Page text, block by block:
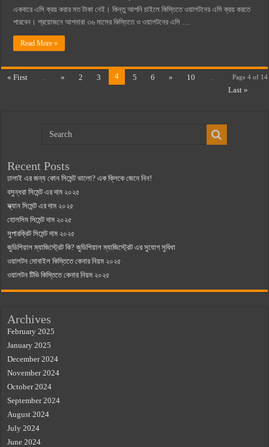
একবারে এসি ক্রয় করার মত টাকা নেই। কিন্তু আপনি চাইলে কিস্তিতে ওয়ালটনের এসি ক্রয় করতে
পারবেন। প্রয়োজনে আপনারা ৩৬ মাসের কিস্তিতে ও ওয়ালটনের এসি …
Read More »
Page 4 of 14
« First ... « 2 3 4 5 6 » 10
...
Last »
Recent Posts
ঢালাই এর জন্য কোন সিমেন্ট ভালো? এক ক্লিকে জেনে নিন!
বসুন্ধরা সিমেন্ট এর দাম ২০২৫
স্ক্যান সিমেন্ট এর দাম ২০২৫
হোলসিম সিমেন্ট দাম ২০২৫
সুপারক্রিট সিমেন্ট দাম ২০২৫
জুডিশিয়াল ম্যাজিস্ট্রেট কি? জুডিশিয়াল ম্যাজিস্ট্রেট এর সুযোগ সুবিধা
ওয়ালটন মোবাইল কিস্তিতে কেনার নিয়ম ২০২৫
ওয়ালটন টিভি কিস্তিতে কেনার নিয়ম ২০২৫
Archives
February 2025
January 2025
December 2024
November 2024
October 2024
September 2024
August 2024
July 2024
June 2024